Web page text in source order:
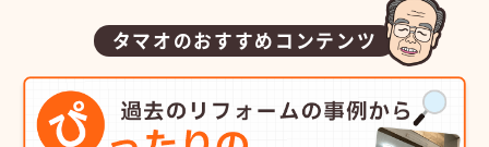
タマオのおすすめコンテンツ